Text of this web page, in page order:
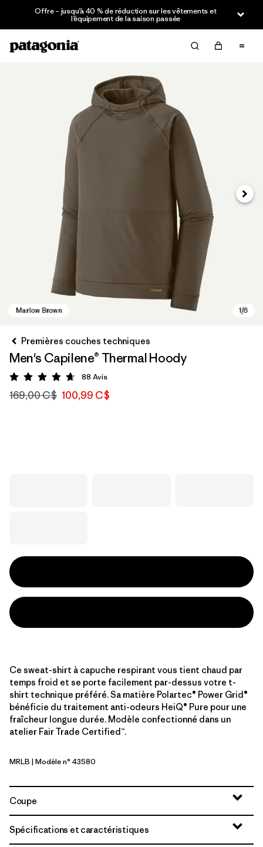
Offre – jusqu’à 40 % de réduction sur les vêtements et
l’équipement de la saison passée
Premières couches techniques
Men's Capilene® Thermal Hoody
Évaluation: 4.7 / 5
88 Avis
169,00 C$ 100,99 C$
Ce sweat-shirt à capuche respirant vous tient chaud par
temps froid et se porte facilement par-dessus votre t-
shirt technique préféré. Sa matière Polartec® Power Grid®
bénéficie du traitement anti-odeurs HeiQ® Pure pour une
fraîcheur longue durée. Modèle confectionné dans un
atelier Fair Trade Certified™.
Marlow Brown
MRLB | Modèle n° 43580
Coupe
Spécifications et caractéristiques